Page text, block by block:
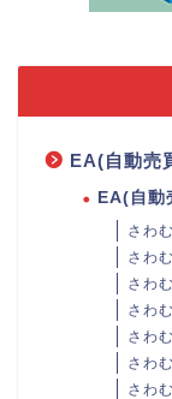
EA(自動売
EA(自動
さわ
さわ
さわ
さわ
さわ
さわ
さわ